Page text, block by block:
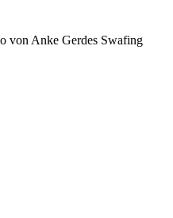
von Anke Gerdes Swafing